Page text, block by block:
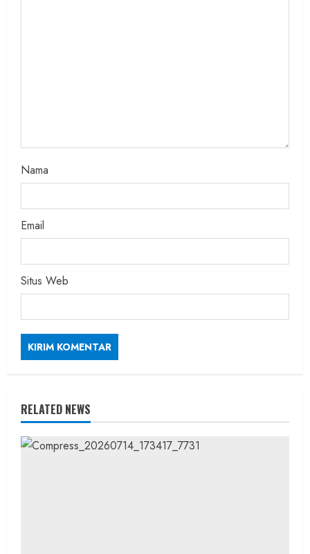
Nama
Email
Situs Web
RELATED NEWS